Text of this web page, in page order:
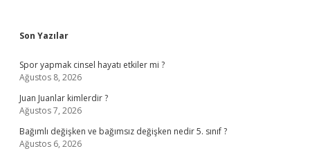
Sidebar
Son Yazılar
Spor yapmak cinsel hayatı etkiler mi ?
Ağustos 8, 2026
Juan Juanlar kimlerdir ?
Ağustos 7, 2026
Bağımlı değişken ve bağımsız değişken nedir 5. sınıf ?
Ağustos 6, 2026